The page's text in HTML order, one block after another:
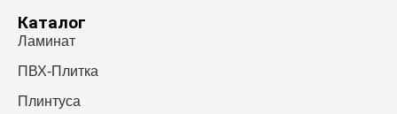
Каталог
Ламинат
ПВХ-Плитка
Плинтуса